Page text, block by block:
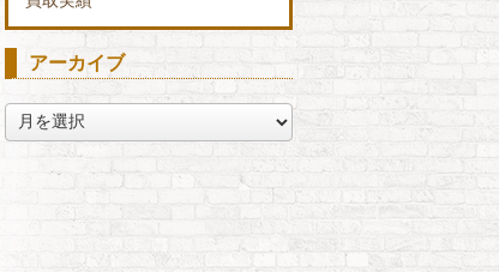
アーカイブ
ー